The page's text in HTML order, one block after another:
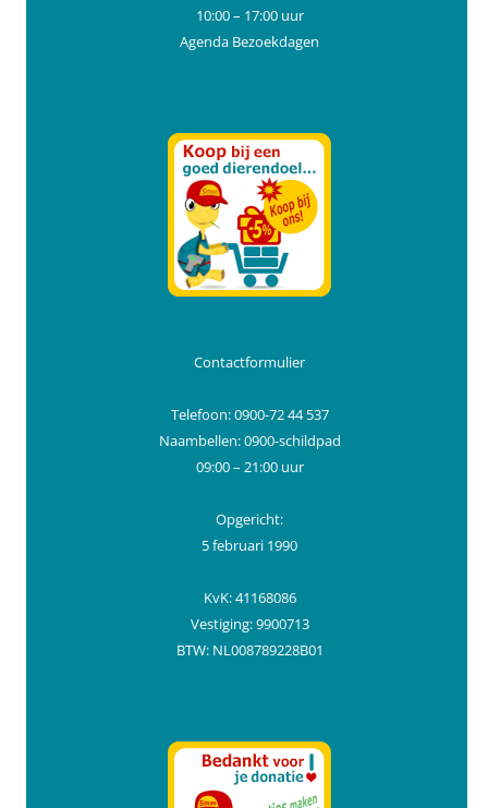
10:00 – 17:00 uur
Agenda Bezoekdagen
Contactformulier
Telefoon: 0900-72 44 537
Naambellen: 0900-schildpad
09:00 – 21:00 uur
Opgericht:
5 februari 1990
KvK: 41168086
Vestiging: 9900713
BTW: NL008789228B01